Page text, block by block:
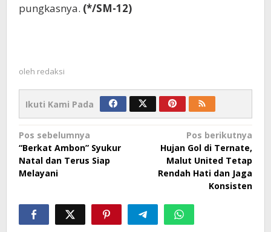
pungkasnya. (*/SM-12)
oleh redaksi
Ikuti Kami Pada
Navigasi
pos
Pos sebelumnya
“Berkat Ambon” Syukur
Natal dan Terus Siap
Melayani
Pos berikutnya
Hujan Gol di Ternate,
Malut United Tetap
Rendah Hati dan Jaga
Konsisten